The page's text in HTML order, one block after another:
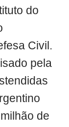
do
Civil.
pela
de